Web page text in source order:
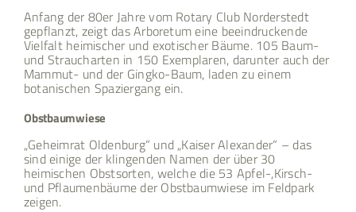
Anfang der 80er Jahre vom Rotary Club Norderstedt
gepflanzt, zeigt das Arboretum eine beeindruckende
Vielfalt heimischer und exotischer Bäume. 105 Baum-
und Straucharten in 150 Exemplaren, darunter auch der
Mammut- und der Gingko-Baum, laden zu einem
botanischen Spaziergang ein.
Obstbaumwiese
„Geheimrat Oldenburg“ und „Kaiser Alexander“ – das
sind einige der klingenden Namen der über 30
heimischen Obstsorten, welche die 53 Apfel-,Kirsch-
und Pflaumenbäume der Obstbaumwiese im Feldpark
zeigen.